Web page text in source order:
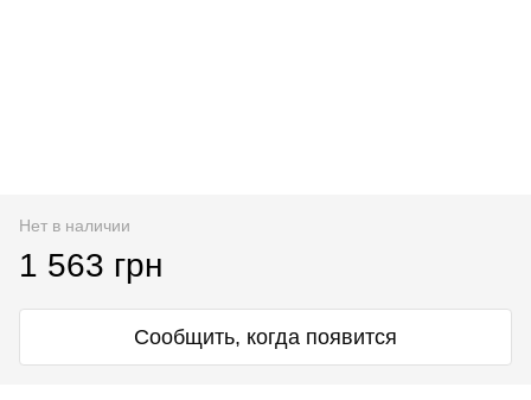
Нет в наличии
1 563 грн
Сообщить, когда появится